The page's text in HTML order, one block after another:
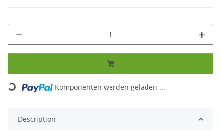
Loading... Komponenten werden geladen ...
Description